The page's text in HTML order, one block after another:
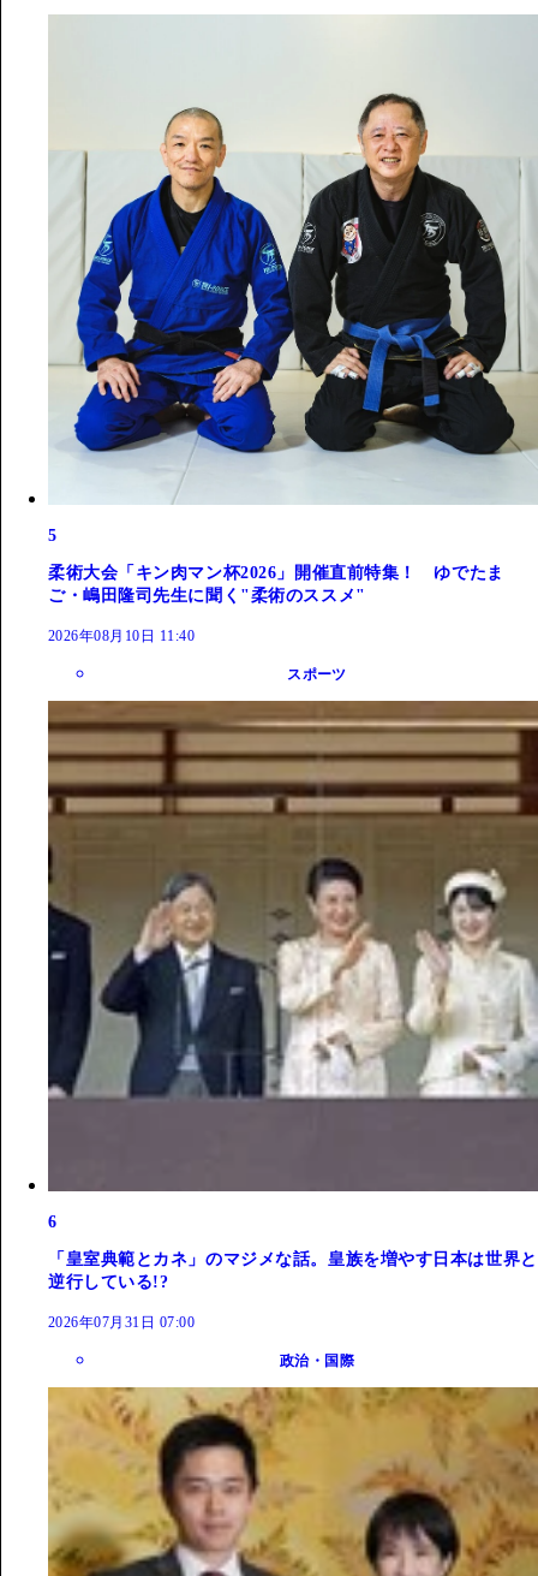
5
柔術大会「キン肉マン杯2026」開催直前特集！ ゆでたま
ご・嶋田隆司先生に聞く"柔術のススメ"
2026年08月10日 11:40
スポーツ
6
「皇室典範とカネ」のマジメな話。皇族を増やす日本は世界と
逆行している!?
2026年07月31日 07:00
政治・国際